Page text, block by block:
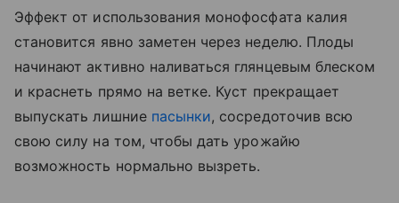
Эффект от использования монофосфата калия
становится явно заметен через неделю. Плоды
начинают активно наливаться глянцевым блеском
и краснеть прямо на ветке. Куст прекращает
выпускать лишние пасынки, сосредоточив всю
свою силу на том, чтобы дать урожайю
возможность нормально вызреть.